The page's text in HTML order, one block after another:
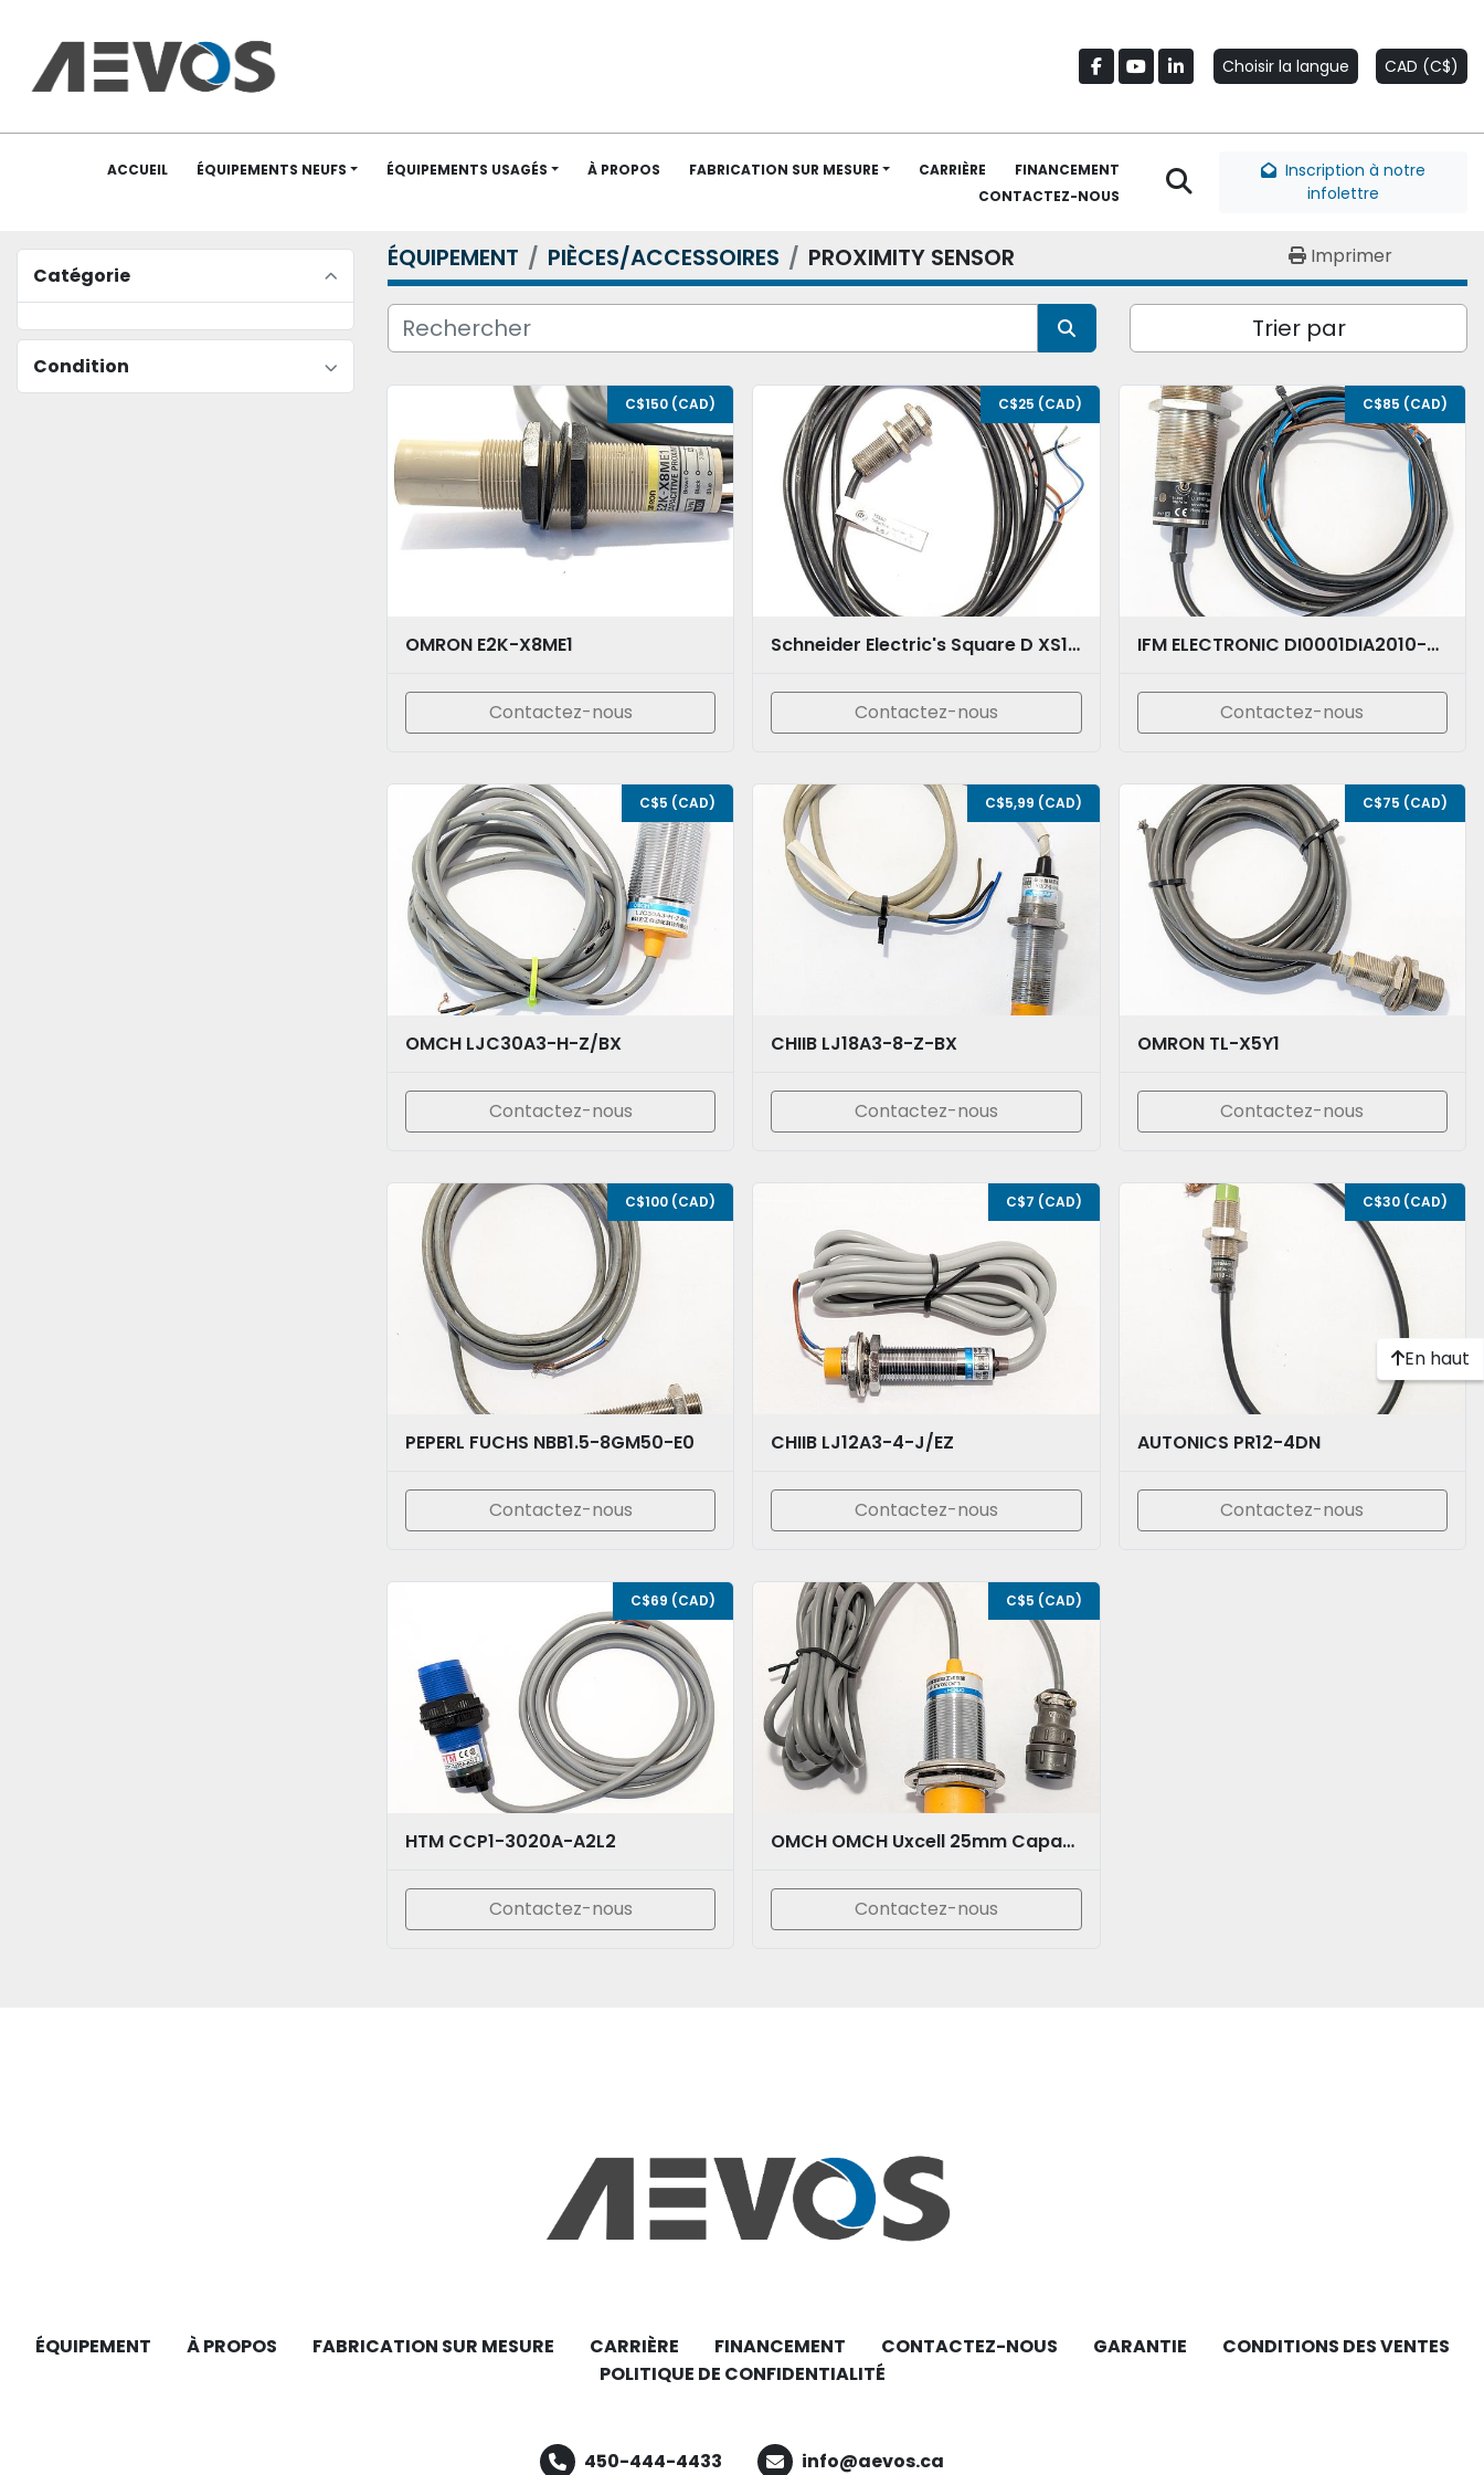
facebook
youtubelinkedinChoisir la langue CAD (C$)
ACCUEIL ÉQUIPEMENTS NEUFS ÉQUIPEMENTS USAGÉS À PROPOS FABRICATION SUR MESURE CARRIÈRE
FINANCEMENT
CONTACTEZ-NOUS
RechercherInscription à notre
infolettre
Catégorie
Condition
ÉQUIPEMENT PIÈCES/ACCESSOIRES PROXIMITY SENSOR Imprimer
Trier par
C$150 (CAD)
OMRON E2K-X8ME1
Contactez-nous
C$25 (CAD)
Schneider Electric's Square D XS1 12BLNAL2
Contactez-nous
C$85 (CAD)
IFM ELECTRONIC DI0001DIA2010-ZROA
Contactez-nous
C$5 (CAD)
OMCH LJC30A3-H-Z/BX
Contactez-nous
C$5,99 (CAD)
CHIIB LJ18A3-8-Z-BX
Contactez-nous
C$75 (CAD)
OMRON TL-X5Y1
Contactez-nous
C$100 (CAD)
PEPERL FUCHS NBB1.5-8GM50-E0
Contactez-nous
C$7 (CAD)
CHIIB LJ12A3-4-J/EZ
Contactez-nous
C$30 (CAD)
AUTONICS PR12-4DN
Contactez-nous
C$69 (CAD)
HTM CCP1-3020A-A2L2
Contactez-nous
C$5 (CAD)
OMCH OMCH Uxcell 25mm Capacitance Proximity Sensor Switch Detector NPN NO DC 6-36V 300mA 3-wire LJC30A3-H-Z/BX
Contactez-nous
En haut
ÉQUIPEMENT À PROPOS FABRICATION SUR MESURE CARRIÈRE FINANCEMENT CONTACTEZ-NOUS GARANTIE
CONDITIONS DES VENTES
POLITIQUE DE CONFIDENTIALITÉ
450-444-4433 info@aevos.ca